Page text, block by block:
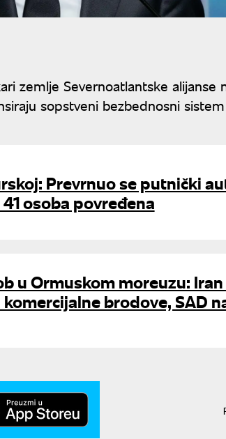
zemlje Severnoatlantske alijanse
sopstveni bezbednosni
Prevrnuo se putnički
osoba povređena
u Ormuskom moreuzu:
brodove, SAD